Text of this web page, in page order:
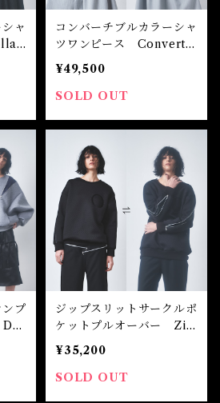
ャ
コンバーチブルカラーシャ
ツワンピース Converti
ble Collar Shirt Dress
¥49,500
SOLD OUT
プ
ジップスリットサークルポ
ケットプルオーバー Zip
Slit Circle Pocket Pull
over
¥35,200
SOLD OUT